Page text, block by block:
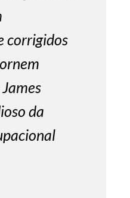
corrigidos
da